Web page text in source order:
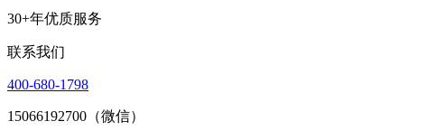
30+年优质服务
联系我们
400-680-1798
15066192700（微信）